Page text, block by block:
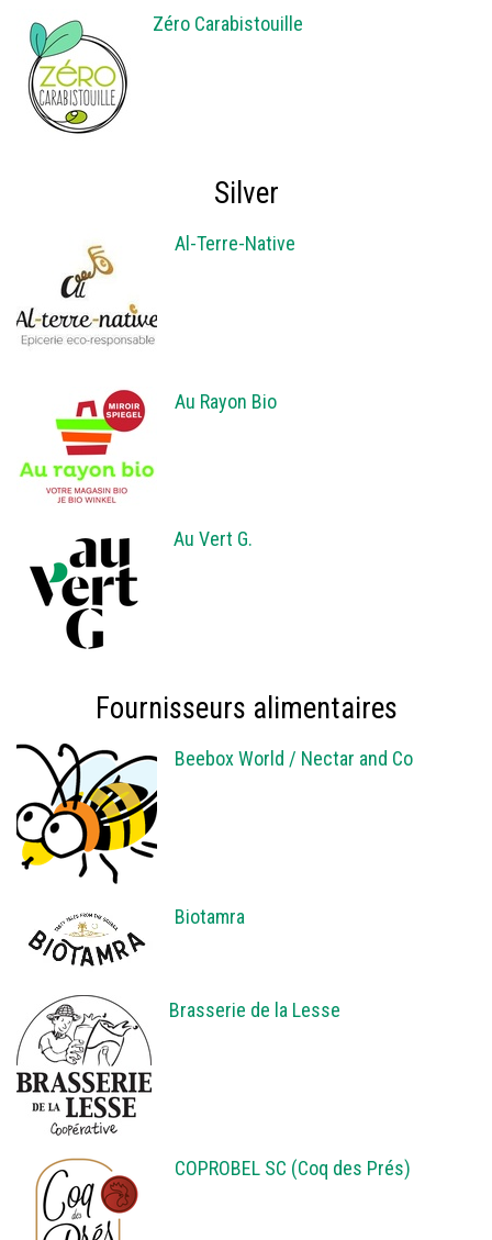
Zéro Carabistouille
Silver
Al-Terre-Native
Au Rayon Bio
Au Vert G.
Fournisseurs alimentaires
Beebox World / Nectar and Co
Biotamra
Brasserie de la Lesse
COPROBEL SC (Coq des Prés)